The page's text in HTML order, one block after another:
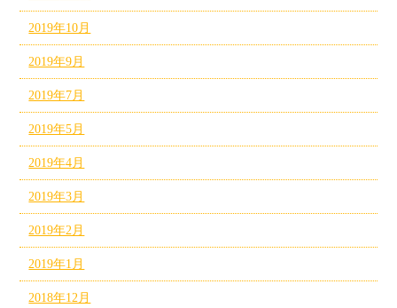
2019年10月
2019年9月
2019年7月
2019年5月
2019年4月
2019年3月
2019年2月
2019年1月
2018年12月